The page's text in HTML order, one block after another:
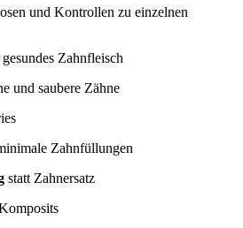
und Kontrollen zu einzelnen
Zahnfleisch
und saubere Zähne
Zahnfüllungen
statt Zahnersatz